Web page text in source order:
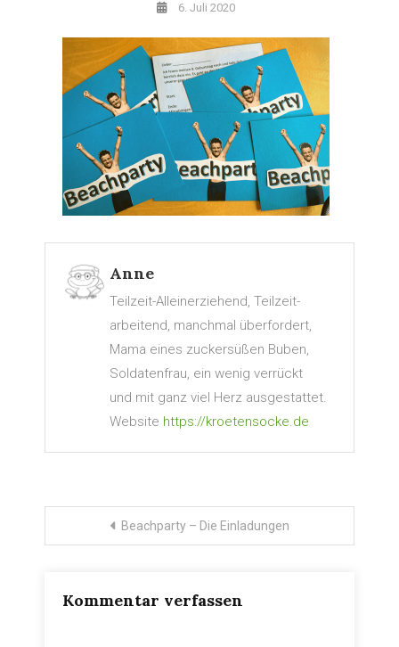
6. Juli 2020
Anne
Teilzeit-Alleinerziehend, Teilzeit-
arbeitend, manchmal überfordert,
Mama eines zuckersüßen Buben,
Soldatenfrau, ein wenig verrückt
und mit ganz viel Herz ausgestattet.
Website https://kroetensocke.de
Beitragsnavigation
Beachparty – Die Einladungen
Kommentar verfassen